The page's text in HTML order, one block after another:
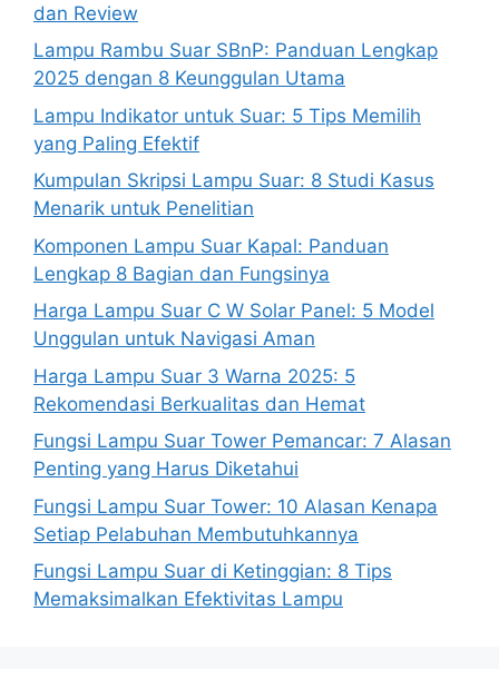
dan Review
Lampu Rambu Suar SBnP: Panduan Lengkap
2025 dengan 8 Keunggulan Utama
Lampu Indikator untuk Suar: 5 Tips Memilih
yang Paling Efektif
Kumpulan Skripsi Lampu Suar: 8 Studi Kasus
Menarik untuk Penelitian
Komponen Lampu Suar Kapal: Panduan
Lengkap 8 Bagian dan Fungsinya
Harga Lampu Suar C W Solar Panel: 5 Model
Unggulan untuk Navigasi Aman
Harga Lampu Suar 3 Warna 2025: 5
Rekomendasi Berkualitas dan Hemat
Fungsi Lampu Suar Tower Pemancar: 7 Alasan
Penting yang Harus Diketahui
Fungsi Lampu Suar Tower: 10 Alasan Kenapa
Setiap Pelabuhan Membutuhkannya
Fungsi Lampu Suar di Ketinggian: 8 Tips
Memaksimalkan Efektivitas Lampu